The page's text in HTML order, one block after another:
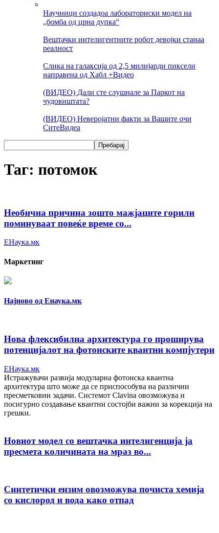
Научници создадоа лабораториски модел на
„бомба од црна дупка“
Вештачки интелигентните робот девојки станаа
реалност
Слика на галаксија од 2,5 милијарди пиксели
направена од Хабл +Видео
(ВИДЕО) Дали сте слушнале за Паркот на
чудовиштата?
(ВИДЕО) Неверојатни факти за Вашите очи
СитеВидеа
Таг: потомок
Необична причина зошто мажјаците горили
поминуваат повеќе време со...
ЕНаука.мк
Маркетинг
Најново од Енаука.мк
Нова флексибилна архитектура го проширува
потенцијалот на фотонските квантни компјутери
ЕНаука.мк
Истражувачи развија модуларна фотонска квантна
архитектура што може да се приспособува на различни
пресметковни задачи. Системот Clavina овозможува и
посигурно создавање квантни состојби важни за корекција на
грешки.
Новиот модел со вештачка интелигенција ја
пресмета количината на мраз во...
Синтетички ензим овозможува почиста хемија
со кислород и вода како отпад